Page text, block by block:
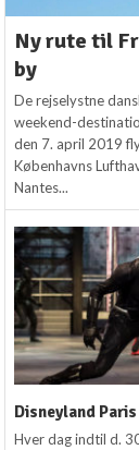
Rabatkode:
på flybilletten
Kenneth Karskov
2012
Ny rute til
by
De rejselystne
weekend-
den 7. april 2019
Københavns
Nantes...
Disneyland
Hver dag indtil d.